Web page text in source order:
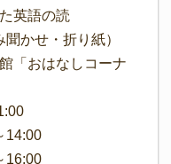
英語の読
り紙）
はなしコーナ